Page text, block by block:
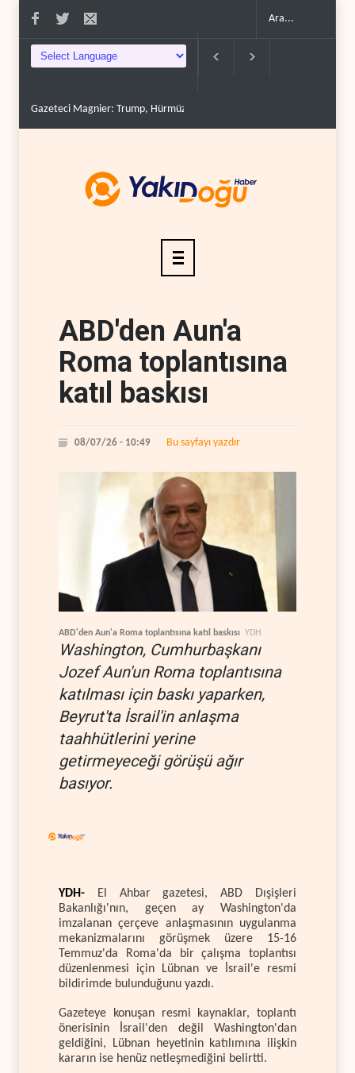
Gazeteci Magnier: Trump, Hürmüz Boğazı denetimini doğru..
ABD'den Aun'a
Roma toplantısına
katıl baskısı
08/07/26 - 10:49 Bu sayfayı yazdır
ABD'den Aun'a Roma toplantısına katıl baskısı YDH
Washington, Cumhurbaşkanı
Jozef Aun'un Roma toplantısına
katılması için baskı yaparken,
Beyrut'ta İsrail'in anlaşma
taahhütlerini yerine
getirmeyeceği görüşü ağır
basıyor.
YDH- El Ahbar gazetesi, ABD Dışişleri
Bakanlığı'nın, geçen ay Washington'da
imzalanan çerçeve anlaşmasının uygulanma
mekanizmalarını görüşmek üzere 15-16
Temmuz'da Roma'da bir çalışma toplantısı
düzenlenmesi için Lübnan ve İsrail'e resmi
bildirimde bulunduğunu yazdı.
Gazeteye konuşan resmi kaynaklar, toplantı
önerisinin İsrail'den değil Washington'dan
geldiğini, Lübnan heyetinin katılımına ilişkin
kararın ise henüz netleşmediğini belirtti.